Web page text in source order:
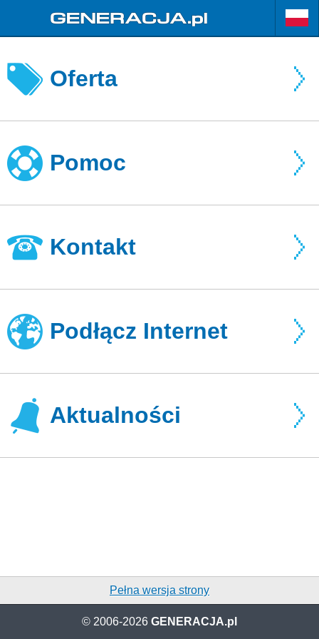
Oferta
Pomoc
Kontakt
Podłącz Internet
Aktualności
Pełna wersja strony
© 2006-2026 GENERACJA.pl